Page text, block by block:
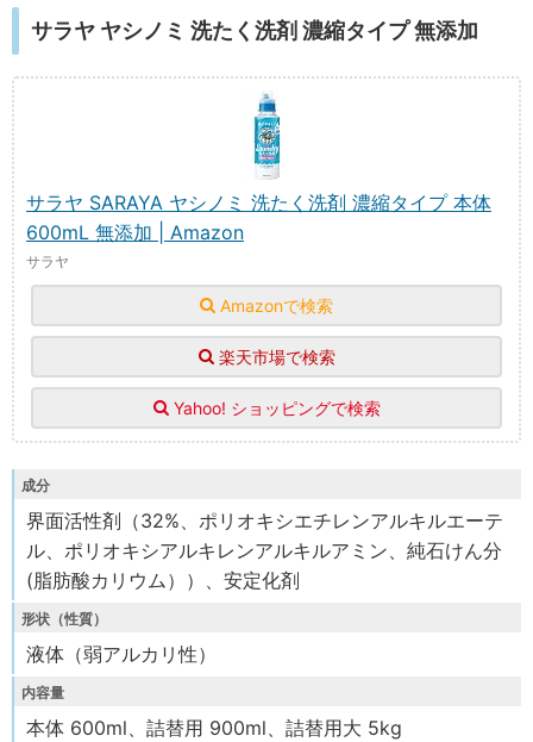
サラヤ ヤシノミ 洗たく洗剤 濃縮タイプ 無添加
サラヤ SARAYA ヤシノミ 洗たく洗剤 濃縮タイプ 本体
600mL 無添加 | Amazon
サラヤ
Amazonで検索
楽天市場で検索
Yahoo! ショッピングで検索
成分
界面活性剤（32%、ポリオキシエチレンアルキルエーテ
ル、ポリオキシアルキレンアルキルアミン、純石けん分
(脂肪酸カリウム））、安定化剤
形状（性質）
液体（弱アルカリ性）
内容量
本体 600ml、詰替用 900ml、詰替用大 5kg